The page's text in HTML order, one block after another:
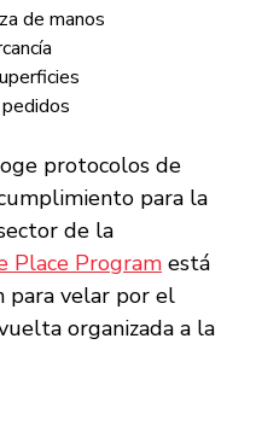
de manos
protocolos de
para la
de la
Place Program está
para velar por el
organizada a la